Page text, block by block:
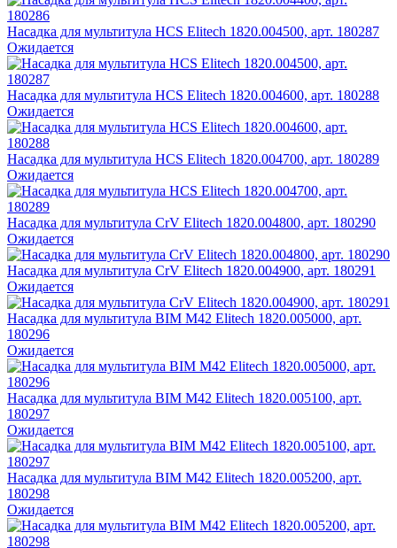
Насадка для мультитула HCS Elitech 1820.004500, арт. 180287
Ожидается
Насадка для мультитула HCS Elitech 1820.004600, арт. 180288
Ожидается
Насадка для мультитула HCS Elitech 1820.004700, арт. 180289
Ожидается
Насадка для мультитула CrV Elitech 1820.004800, арт. 180290
Ожидается
Насадка для мультитула CrV Elitech 1820.004900, арт. 180291
Ожидается
Насадка для мультитула BIM M42 Elitech 1820.005000, арт.
180296
Ожидается
Насадка для мультитула BIM M42 Elitech 1820.005100, арт.
180297
Ожидается
Насадка для мультитула BIM M42 Elitech 1820.005200, арт.
180298
Ожидается